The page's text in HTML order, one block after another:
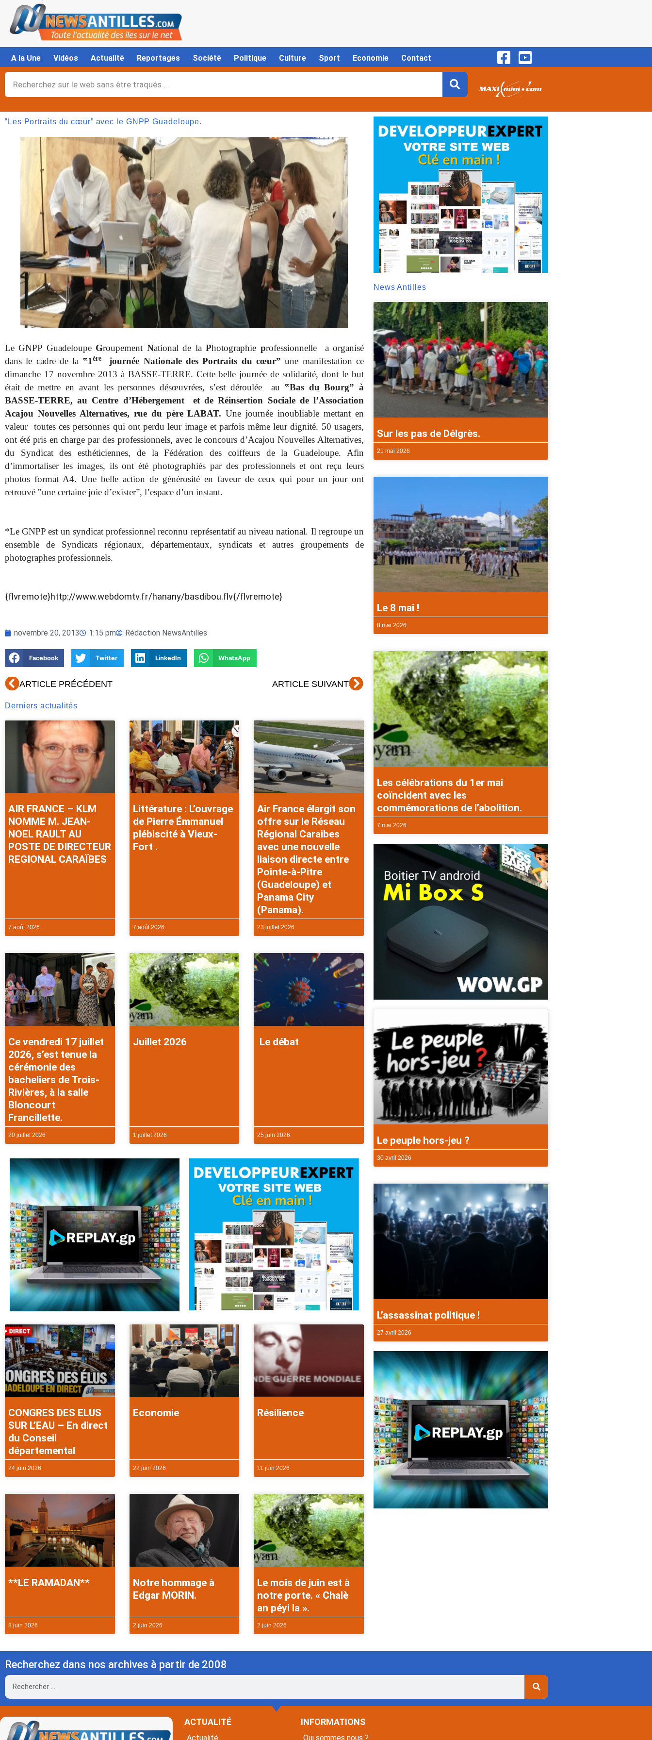
contenu
A la Une Vidéos Actualité Reportages Société Politique Culture Sport Economie Contact
Rechercher
‟Les Portraits du cœur” avec le GNPP Guadeloupe.
Le GNPP Guadeloupe Groupement National de la Photographie professionnelle
a organisé
dans le cadre de la ‟1ère journée Nationale des Portraits du cœur” une manifestation ce
dimanche 17 novembre 2013 à BASSE-TERRE. Cette belle journée de solidarité, dont le but
était de mettre en avant les personnes désœuvrées, s’est déroulée
au ‟Bas du Bourg” à
BASSE-TERRE, au Centre d’Hébergement
et de Réinsertion Sociale de l’Association
Acajou Nouvelles Alternatives, rue du père LABAT. Une journée inoubliable mettant en
valeur toutes ces personnes qui ont perdu leur image et parfois même leur dignité. 50 usagers,
ont été pris en charge par des professionnels, avec le concours d’Acajou Nouvelles Alternatives,
du Syndicat des esthéticiennes, de la Fédération des coiffeurs de la Guadeloupe. Afin
d’immortaliser les images, ils ont été photographiés par des professionnels et ont reçu leurs
photos format A4. Une belle action de générosité en faveur de ceux qui pour un jour ont
retrouvé ‟une certaine joie d’exister”, l’espace d’un instant.
*Le GNPP est un syndicat professionnel reconnu représentatif au niveau national. Il regroupe un
ensemble de Syndicats régionaux, départementaux, syndicats et autres groupements de
photographes professionnels.
{flvremote}http://www.webdomtv.fr/hanany/basdibou.flv{/flvremote}
novembre 20, 2013 1:15 pm Rédaction NewsAntilles
Facebook Twitter LinkedIn WhatsApp
Précédent
ARTICLE PRÉCÉDENT ARTICLE SUIVANTSuivant
Derniers actualités
AIR FRANCE – KLM
NOMME M. JEAN-
NOEL RAULT AU
POSTE DE DIRECTEUR
REGIONAL CARAÏBES
7 août 2026
Littérature : L’ouvrage
de Pierre Émmanuel
plébiscité à Vieux-
Fort .
7 août 2026
Air France élargit son
offre sur le Réseau
Régional Caraibes
avec une nouvelle
liaison directe entre
Pointe-à-Pitre
(Guadeloupe) et
Panama City
(Panama).
23 juillet 2026
Ce vendredi 17 juillet
2026, s’est tenue la
cérémonie des
bacheliers de Trois-
Rivières, à la salle
Bloncourt
Francillette.
20 juillet 2026
Juillet 2026
1 juillet 2026
Le débat
25 juin 2026
CONGRES DES ELUS
SUR L’EAU – En direct
du Conseil
départemental
24 juin 2026
Economie
22 juin 2026
Résilience
11 juin 2026
**LE RAMADAN**
8 juin 2026
Notre hommage à
Edgar MORIN.
2 juin 2026
Le mois de juin est à
notre porte. « Chalè
an péyi la ».
2 juin 2026
News Antilles
Sur les pas de Délgrès.
21 mai 2026
Le 8 mai !
8 mai 2026
Les célébrations du 1er mai
coïncident avec les
commémorations de l’abolition.
7 mai 2026
Le peuple hors-jeu ?
30 avril 2026
L’assassinat politique !
27 avril 2026
Recherchez dans nos archives à partir de 2008
Rechercher
ACTUALITÉ
Actualité
INFORMATIONS
Qui sommes nous ?